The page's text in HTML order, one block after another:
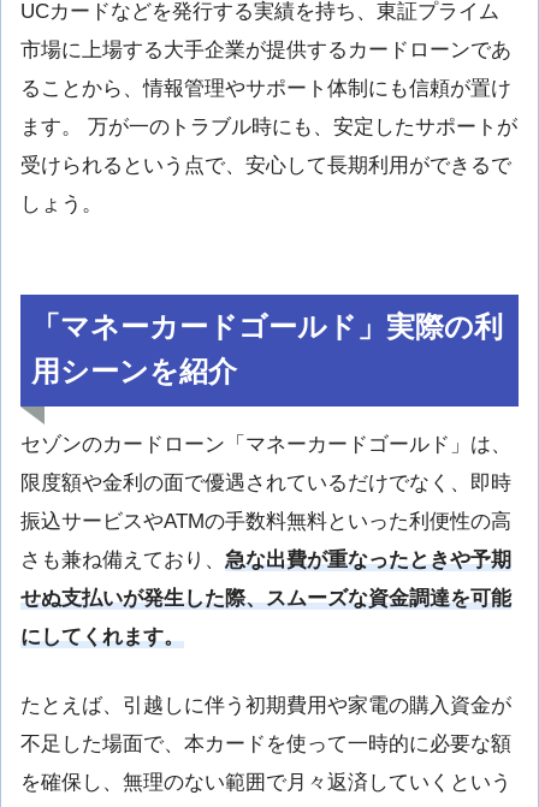
UCカードなどを発行する実績を持ち、東証プライム
市場に上場する大手企業が提供するカードローンであ
ることから、情報管理やサポート体制にも信頼が置け
ます。 万が一のトラブル時にも、安定したサポートが
受けられるという点で、安心して長期利用ができるで
しょう。
「マネーカードゴールド」実際の利
用シーンを紹介
セゾンのカードローン「マネーカードゴールド」は、
限度額や金利の面で優遇されているだけでなく、即時
振込サービスやATMの手数料無料といった利便性の高
さも兼ね備えており、 急な出費が重なったときや予期
せぬ支払いが発生した際、スムーズな資金調達を可能
にしてくれます。
たとえば、引越しに伴う初期費用や家電の購入資金が
不足した場面で、本カードを使って一時的に必要な額
を確保し、無理のない範囲で月々返済していくという